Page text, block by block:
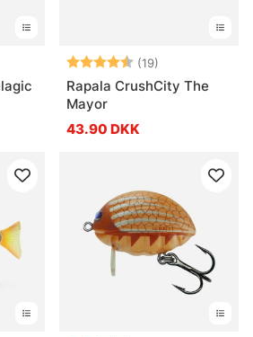
af 5 stjernerVurdering: (19)
Rapala CrushCity The
Mayor
43.90 DKK